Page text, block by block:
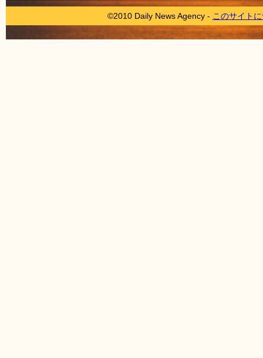
©2010 Daily News Agency - このサイト